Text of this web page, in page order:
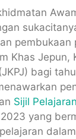
pembukaan
Khas Jepun,
bagi
Sijil
yang